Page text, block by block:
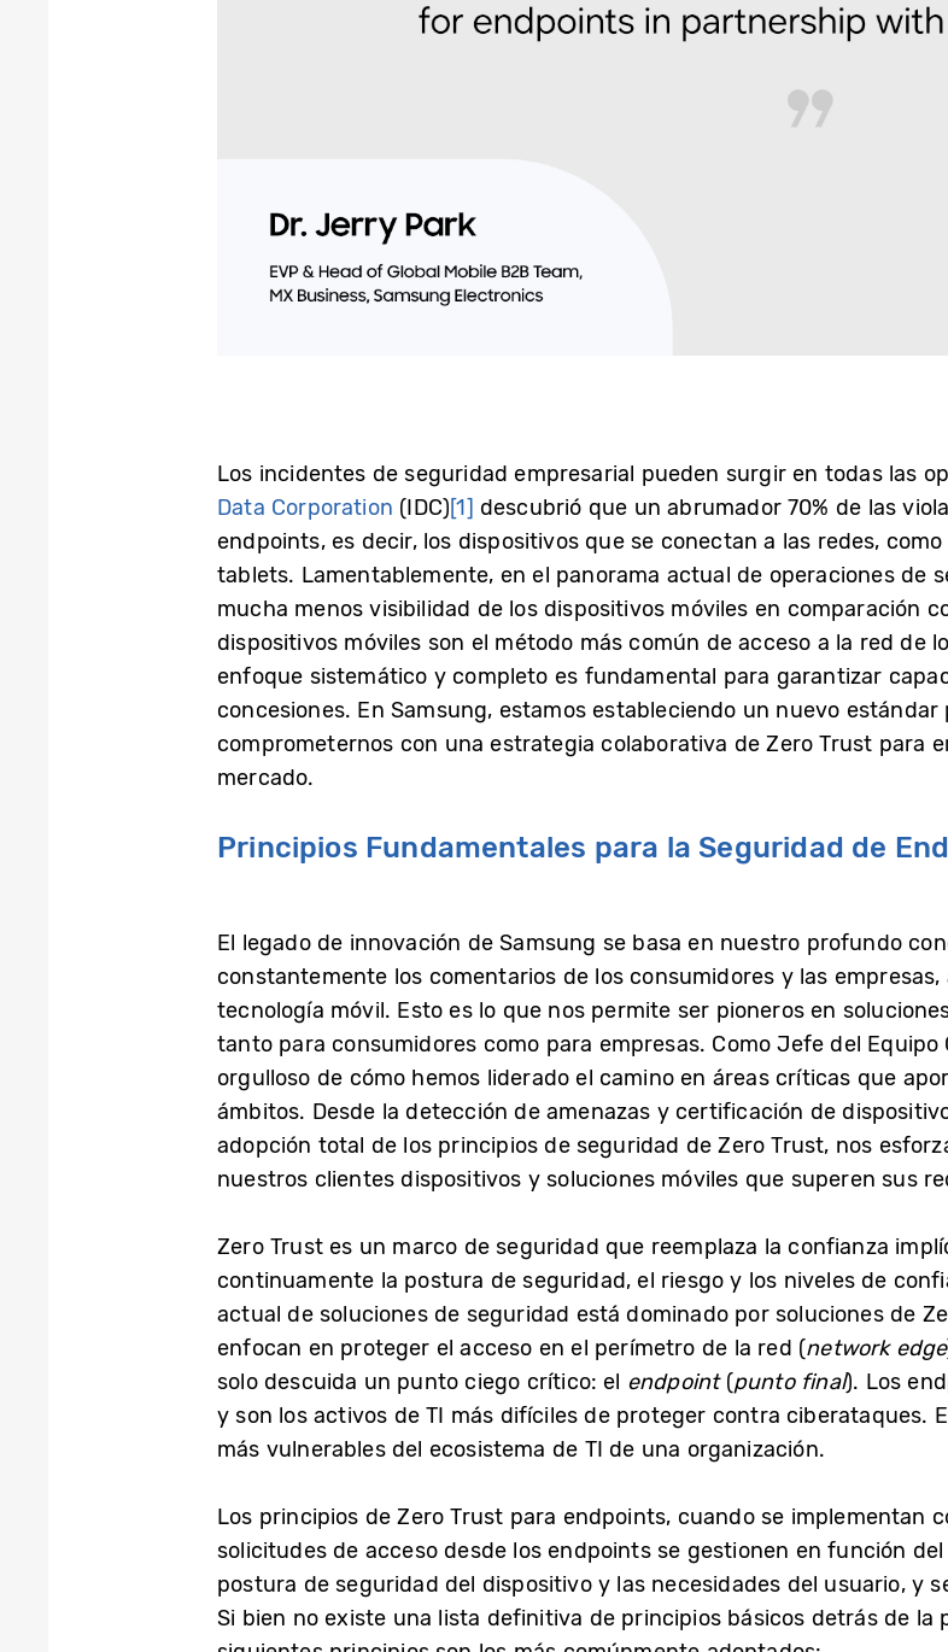
Los incidentes de seguridad empresarial pueden surgir en todas las
Data Corporation (IDC)[1] descubrió que un abrumador 70% de las
endpoints, es decir, los dispositivos que se conectan a las redes,
tablets. Lamentablemente, en el panorama actual de operaciones de
mucha menos visibilidad de los dispositivos móviles en comparación
dispositivos móviles son el método más común de acceso a la red de
enfoque sistemático y completo es fundamental para garantizar
concesiones. En Samsung, estamos estableciendo un nuevo
comprometernos con una estrategia colaborativa de Zero Trust para
mercado.
Principios Fundamentales para la Seguridad de
El legado de innovación de Samsung se basa en nuestro profundo
constantemente los comentarios de los consumidores y las
tecnología móvil. Esto es lo que nos permite ser pioneros en
tanto para consumidores como para empresas. Como Jefe del
orgulloso de cómo hemos liderado el camino en áreas críticas que
ámbitos. Desde la detección de amenazas y certificación de
adopción total de los principios de seguridad de Zero Trust, nos
nuestros clientes dispositivos y soluciones móviles que superen sus
Zero Trust es un marco de seguridad que reemplaza la confianza
continuamente la postura de seguridad, el riesgo y los niveles de
actual de soluciones de seguridad está dominado por soluciones de
enfocan en proteger el acceso en el perímetro de la red (network edge
solo descuida un punto ciego crítico: el endpoint(punto final). Los
y son los activos de TI más difíciles de proteger contra ciberataques.
más vulnerables del ecosistema de TI de una organización.
Los principios de Zero Trust para endpoints, cuando se implementan
solicitudes de acceso desde los endpoints se gestionen en función
postura de seguridad del dispositivo y las necesidades del usuario, y
Si bien no existe una lista definitiva de principios básicos detrás de la